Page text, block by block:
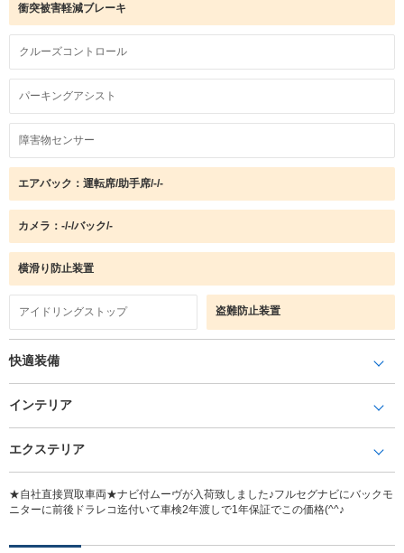
衝突被害軽減ブレーキ
クルーズコントロール
パーキングアシスト
障害物センサー
エアバック：運転席/助手席/-/-
カメラ：-/-/バック/-
横滑り防止装置
アイドリングストップ 盗難防止装置
快適装備
インテリア
エクステリア
★自社直接買取車両★ナビ付ムーヴが入荷致しました♪フルセグナビにバックモ
ニターに前後ドラレコ迄付いて車検2年渡しで1年保証でこの価格(^^♪